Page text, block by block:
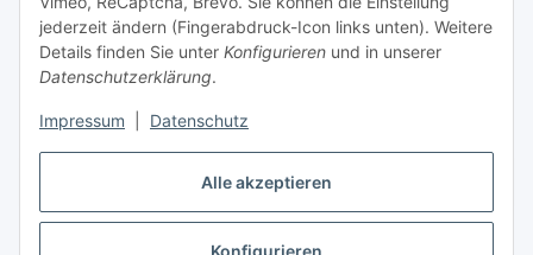
Alle akzeptieren
jederzeit ändern (Fingerabdruck-Icon links unten). Weitere
Details finden Sie unter Konfigurieren und in unserer
Datenschutzerklärung.
Impressum Datenschutz
Vertrag widerrufen